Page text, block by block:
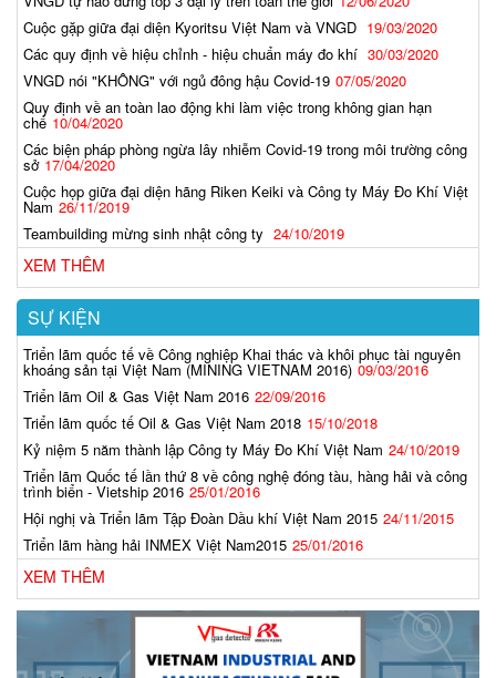
Cuộc gặp giữa đại diện Kyoritsu Việt Nam và VNGD 19/03/2020
Các quy định về hiệu chỉnh - hiệu chuẩn máy đo khí 30/03/2020
VNGD nói "KHÔNG" với ngủ đông hậu Covid-19 07/05/2020
Quy định về an toàn lao động khi làm việc trong không gian hạn
chế 10/04/2020
Các biện pháp phòng ngừa lây nhiễm Covid-19 trong môi trường công
sở 17/04/2020
Cuộc họp giữa đại diện hãng Riken Keiki và Công ty Máy Đo Khí Việt
Nam 26/11/2019
Teambuilding mừng sinh nhật công ty 24/10/2019
XEM THÊM
SỰ KIỆN
Triển lãm quốc tế về Công nghiệp Khai thác và khôi phục tài nguyên
khoáng sản tại Việt Nam (MINING VIETNAM 2016) 09/03/2016
Triển lãm Oil & Gas Việt Nam 2016 22/09/2016
Triển lãm quốc tế Oil & Gas Việt Nam 2018 15/10/2018
Kỷ niệm 5 năm thành lập Công ty Máy Đo Khí Việt Nam 24/10/2019
Triển lãm Quốc tế lần thứ 8 về công nghệ đóng tàu, hàng hải và công
trình biển - Vietship 2016 25/01/2016
Hội nghị và Triển lãm Tập Đoàn Dầu khí Việt Nam 2015 24/11/2015
Triển lãm hàng hải INMEX Việt Nam2015 25/01/2016
XEM THÊM